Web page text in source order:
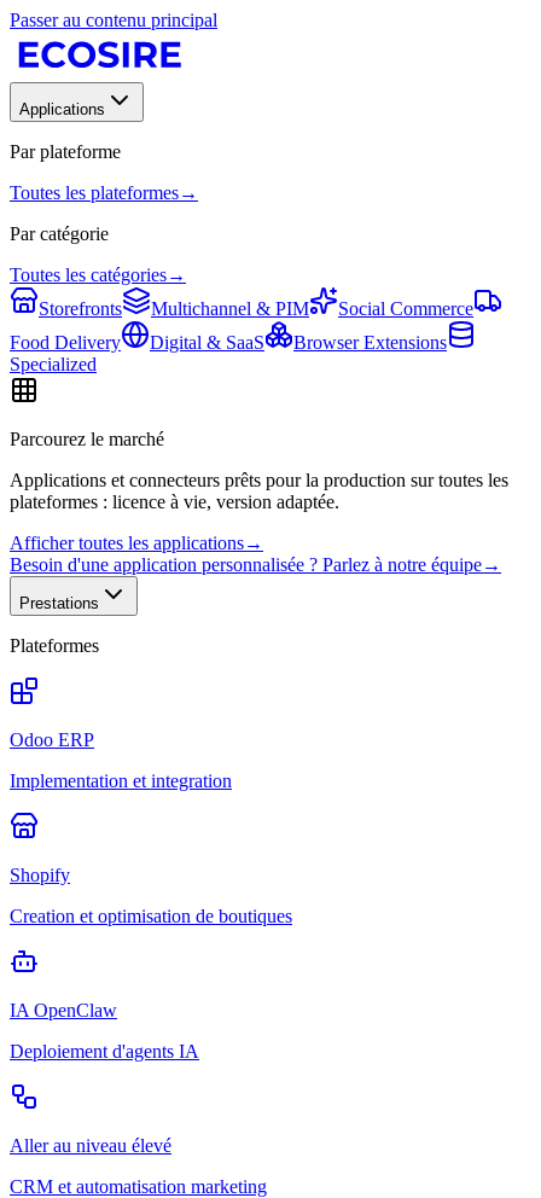
Passer au contenu principal
Applications
Par plateforme
Toutes les plateformes→
Par catégorie
Toutes les catégories→
Storefronts
Multichannel & PIM
Social Commerce
Food Delivery
Digital & SaaS
Browser Extensions
Specialized
Parcourez le marché
Applications et connecteurs prêts pour la production sur toutes les
plateformes : licence à vie, version adaptée.
Afficher toutes les applications→
Besoin d'une application personnalisée ? Parlez à notre équipe→
Prestations
Plateformes
Odoo ERP
Implementation et integration
Shopify
Creation et optimisation de boutiques
IA OpenClaw
Deploiement d'agents IA
Aller au niveau élevé
CRM et automatisation marketing